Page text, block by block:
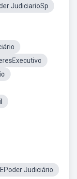
JudiciarioSp
Judiciário